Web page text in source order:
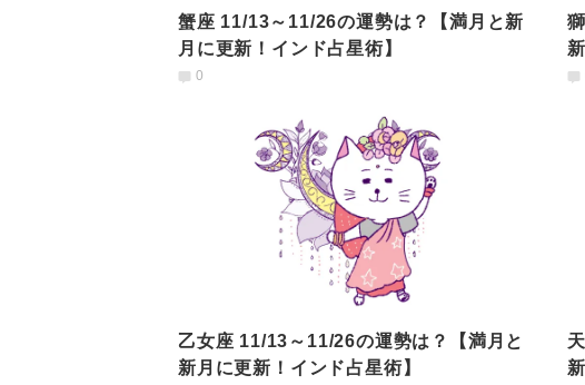
蟹座 11/13～11/26の運勢は？【満月と新
月に更新！インド占星術】
0
乙女座 11/13～11/26の運勢は？【満月と
新月に更新！インド占星術】